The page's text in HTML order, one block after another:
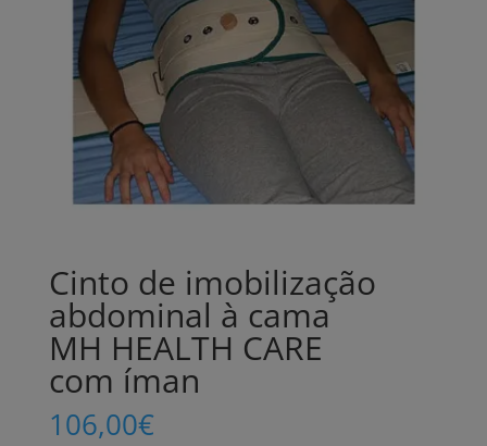
Cinto de imobilização
abdominal à cama
MH HEALTH CARE
com íman
106,00€